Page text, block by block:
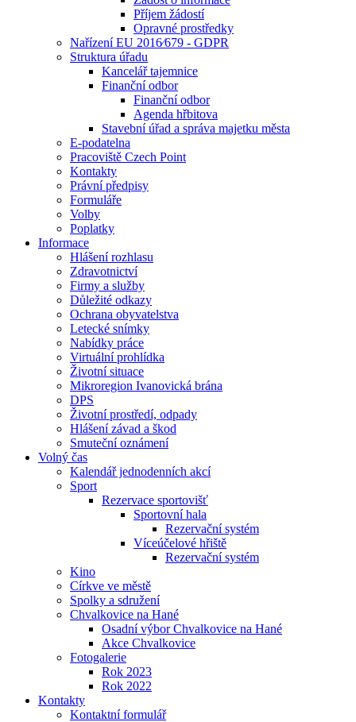
Příjem žádostí
Opravné prostředky
Nařízení EU 2016⁄679 - GDPR
Struktura úřadu
Kancelář tajemnice
Finanční odbor
Finanční odbor
Agenda hřbitova
Stavební úřad a správa majetku města
E-podatelna
Pracoviště Czech Point
Kontakty
Právní předpisy
Formuláře
Volby
Poplatky
Informace
Hlášení rozhlasu
Zdravotnictví
Firmy a služby
Důležité odkazy
Ochrana obyvatelstva
Letecké snímky
Nabídky práce
Virtuální prohlídka
Životní situace
Mikroregion Ivanovická brána
DPS
Životní prostředí, odpady
Hlášení závad a škod
Smuteční oznámení
Volný čas
Kalendář jednodenních akcí
Sport
Rezervace sportovišť
Sportovní hala
Rezervační systém
Víceúčelové hřiště
Rezervační systém
Kino
Církve ve městě
Spolky a sdružení
Chvalkovice na Hané
Osadní výbor Chvalkovice na Hané
Akce Chvalkovice
Fotogalerie
Rok 2023
Rok 2022
Kontakty
Kontaktní formulář